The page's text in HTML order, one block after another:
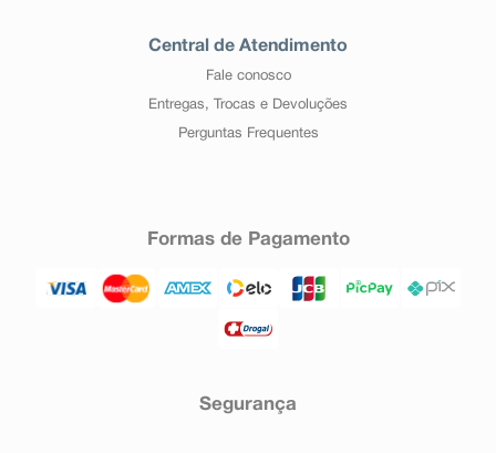
Central de Atendimento
Fale conosco
Entregas, Trocas e Devoluções
Perguntas Frequentes
Formas de Pagamento
Segurança